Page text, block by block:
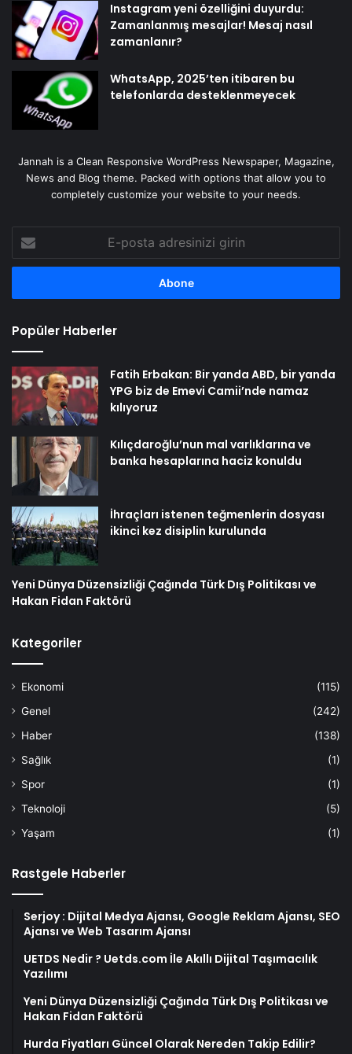
Instagram yeni özelliğini duyurdu:
Zamanlanmış mesajlar! Mesaj nasıl
zamanlanır?
WhatsApp, 2025’ten itibaren bu
telefonlarda desteklenmeyecek
Jannah is a Clean Responsive WordPress Newspaper, Magazine,
News and Blog theme. Packed with options that allow you to
completely customize your website to your needs.
posta
adresinizi
Popüler Haberler
Fatih Erbakan: Bir yanda ABD, bir yanda
YPG biz de Emevi Camii’nde namaz
kılıyoruz
Kılıçdaroğlu’nun mal varlıklarına ve
banka hesaplarına haciz konuldu
İhraçları istenen teğmenlerin dosyası
ikinci kez disiplin kurulunda
Yeni Dünya Düzensizliği Çağında Türk Dış Politikası ve
Hakan Fidan Faktörü
Kategoriler
Ekonomi
(115)
Genel
(242)
Haber
(138)
Sağlık
(1)
Spor
(1)
Teknoloji
(5)
Yaşam
(1)
Rastgele Haberler
Serjoy : Dijital Medya Ajansı, Google Reklam Ajansı, SEO
Ajansı ve Web Tasarım Ajansı
UETDS Nedir ? Uetds.com İle Akıllı Dijital Taşımacılık
Yazılımı
Yeni Dünya Düzensizliği Çağında Türk Dış Politikası ve
Hakan Fidan Faktörü
Hurda Fiyatları Güncel Olarak Nereden Takip Edilir?